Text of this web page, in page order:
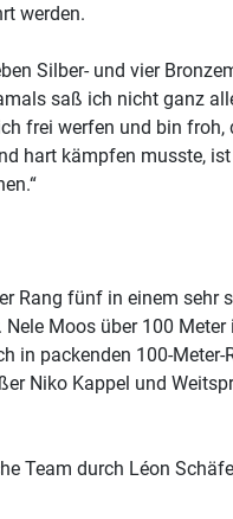
werden.
Silber- und vier
saß ich nicht ganz
frei werfen und bin
hart kämpfen musste,
Rang fünf in einem
Moos über 100
packenden 100-
Niko Kappel und
durch Léon